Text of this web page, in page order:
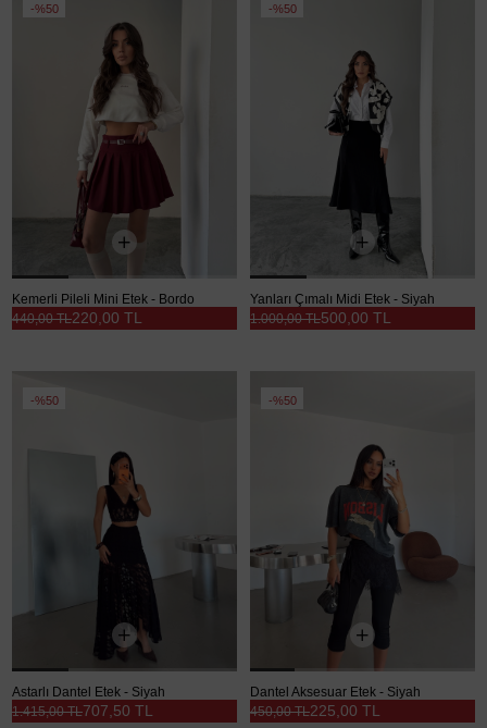
%50
Kemerli Pileli Mini Etek - Bordo
220,00 TL
440,00 TL
%50
Yanları Çımalı Midi Etek - Siyah
500,00 TL
1.000,00 TL
%50
Astarlı Dantel Etek - Siyah
707,50 TL
1.415,00 TL
%50
Dantel Aksesuar Etek - Siyah
225,00 TL
450,00 TL